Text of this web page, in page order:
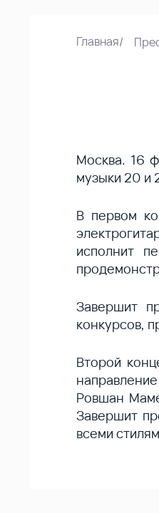
Главная/
Москва. 16
музыки 20 и
В первом
исполнит
Завершит
конкурсов,
Второй
Ровшан
Завершит
всеми